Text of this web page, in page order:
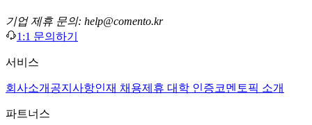
기업 제휴 문의: help@comento.kr
1:1 문의하기
서비스
회사소개 공지사항인재 채용제휴 대학 인증코멘토픽 소개
파트너스